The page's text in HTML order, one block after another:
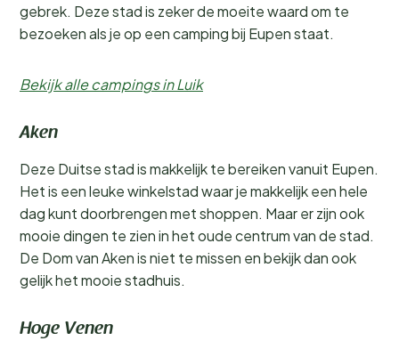
gebrek. Deze stad is zeker de moeite waard om te
bezoeken als je op een camping bij Eupen staat.
Bekijk alle campings in Luik
Aken
Deze Duitse stad is makkelijk te bereiken vanuit Eupen.
Het is een leuke winkelstad waar je makkelijk een hele
dag kunt doorbrengen met shoppen. Maar er zijn ook
mooie dingen te zien in het oude centrum van de stad.
De Dom van Aken is niet te missen en bekijk dan ook
gelijk het mooie stadhuis.
Hoge Venen